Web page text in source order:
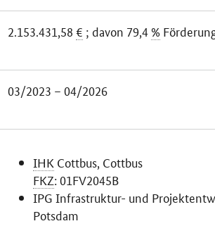
2.153.431,58 € ; davon 79,4 %
03/2023 – 04/2026
IHK Cottbus, Cottbus
FKZ: 01FV2045B
IPG Infrastruktur- und
Potsdam